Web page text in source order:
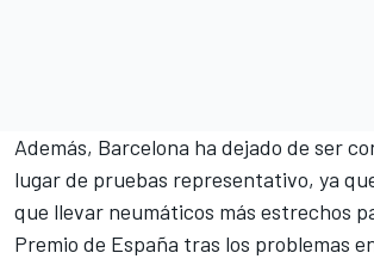
Además, Barcelona ha dejado de ser
lugar de pruebas representativo, ya
que llevar neumáticos más estrechos
Premio de España tras los problemas